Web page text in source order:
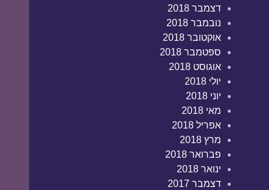
דצמבר 2018
נובמבר 2018
אוקטובר 2018
ספטמבר 2018
אוגוסט 2018
יולי 2018
יוני 2018
מאי 2018
אפריל 2018
מרץ 2018
פברואר 2018
ינואר 2018
דצמבר 2017